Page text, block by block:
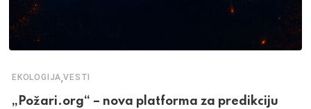
EKOLOGIJA,VESTI
„Požari.org“ – nova platforma za predikciju